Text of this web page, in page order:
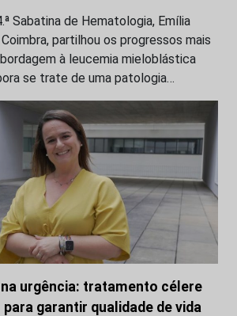
Sabatina de Hematologia, Emília
partilhou os progressos mais
à leucemia mieloblástica
se trate de uma patologia…
urgência: tratamento célere
garantir qualidade de vida